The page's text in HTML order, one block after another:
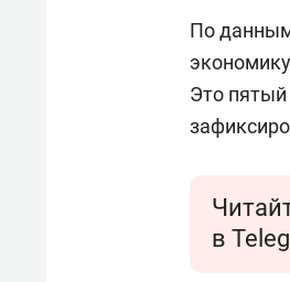
По данным
Это пятый
в